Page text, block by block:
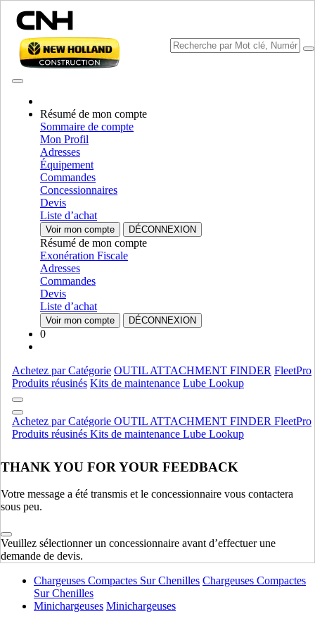
Résumé de mon compte
Sommaire de compte
Mon Profil
Adresses
Équipement
Commandes
Concessionnaires
Devis
Liste d’achat
Voir mon compte DÉCONNEXION
Résumé de mon compte
Exonération Fiscale
Adresses
Commandes
Devis
Liste d’achat
Voir mon compte DÉCONNEXION
0
Achetez par Catégorie OUTIL ATTACHMENT FINDER FleetPro
Produits réusinés Kits de maintenance Lube Lookup
Achetez par Catégorie OUTIL ATTACHMENT FINDER FleetPro
Produits réusinés Kits de maintenance Lube Lookup
THANK YOU FOR YOUR FEEDBACK
Votre message a été transmis et le concessionnaire vous contactera
sous peu.
Veuillez sélectionner un concessionnaire avant d’effectuer une
demande de devis.
Sélectionner marque
Fermer le Menu
ÉQUIPEMENT
AUTORÉPARATION
ÉQUIPEMENTALL ÉQUIPEMENT
Composants d’entraînement
Essieux Moteurs
Composants d’entraînement
Moteur
Ford Ford
MoteurAFFICHER TOUT
Compactage Compactage
Bouteurs Sur Chenilles
Équipement lourd
Équipement léger
Chargeuses Compactes Sur Chenilles Chargeuses Compactes
Sur Chenilles
Minichargeuses Minichargeuses